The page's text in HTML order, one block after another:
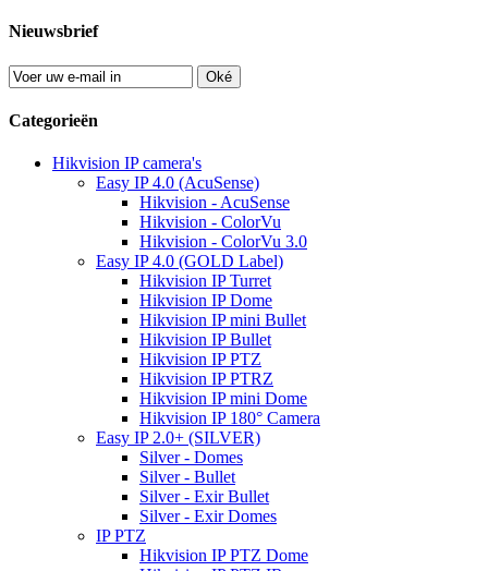
Nieuwsbrief
Oké
Categorieën
Hikvision IP camera's
Easy IP 4.0 (AcuSense)
Hikvision - AcuSense
Hikvision - ColorVu
Hikvision - ColorVu 3.0
Easy IP 4.0 (GOLD Label)
Hikvision IP Turret
Hikvision IP Dome
Hikvision IP mini Bullet
Hikvision IP Bullet
Hikvision IP PTZ
Hikvision IP PTRZ
Hikvision IP mini Dome
Hikvision IP 180° Camera
Easy IP 2.0+ (SILVER)
Silver - Domes
Silver - Bullet
Silver - Exir Bullet
Silver - Exir Domes
IP PTZ
Hikvision IP PTZ Dome